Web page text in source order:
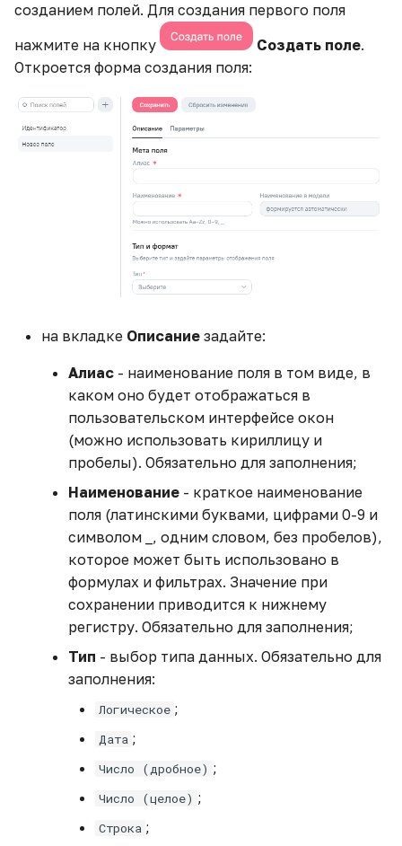
созданием полей. Для создания первого поля
нажмите на кнопку
Создать поле.
Откроется форма создания поля:
на вкладке Описание задайте:
Алиас - наименование поля в том виде, в
каком оно будет отображаться в
пользовательском интерфейсе окон
(можно использовать кириллицу и
пробелы). Обязательно для заполнения;
Наименование - краткое наименование
поля (латинскими буквами, цифрами 0-9 и
символом _, одним словом, без пробелов),
которое может быть использовано в
формулах и фильтрах. Значение при
сохранении приводится к нижнему
регистру. Обязательно для заполнения;
Тип - выбор типа данных. Обязательно для
заполнения:
Логическое ;
Дата ;
Число (дробное) ;
Число (целое) ;
Строка ;